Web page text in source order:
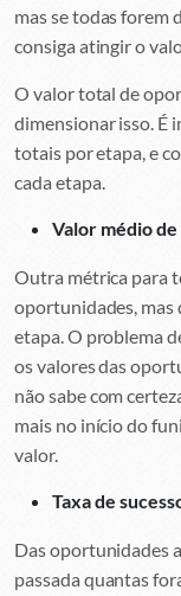
mas se todas forem
consiga atingir o
O valor total de
dimensionar isso. É
totais por etapa, e
cada etapa.
Valor médio
Outra métrica para
oportunidades, mas
etapa. O problema
os valores das
não sabe com
mais no início do
valor.
Taxa de
Das oportunidades
passada quantas